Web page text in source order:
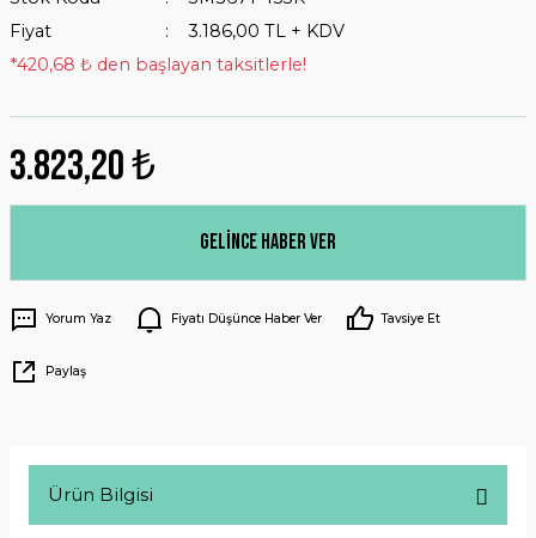
Fiyat
3.186,00 TL + KDV
*420,68 ₺ den başlayan taksitlerle!
3.823,20 ₺
Gelince Haber Ver
Yorum Yaz Fiyatı Düşünce Haber Ver Tavsiye Et
Paylaş
Ürün Bilgisi